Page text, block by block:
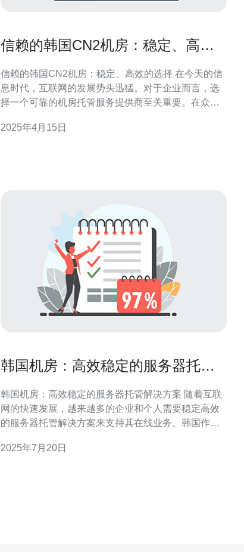
信赖的韩国CN2机房：稳定、高效
信赖的韩国CN2机房：稳定、高效的选择 在今天的信
息时代，互联网的发展势头迅猛。对于企业而言，选
择一个可靠的机房托管服务提供商至关重要。在众多
赖，成为了企业们的首选。 韩国CN2机房是指在韩国
2025年4月15日
韩国机房：高效稳定的服务器托管
韩国机房：高效稳定的服务器托管解决方案 随着互联
网的快速发展，越来越多的企业和个人需要稳定高效
的服务器托管解决方案来支持其在线业务。韩国作为
施和优质的网络基础设施，成为了许多企业选择托管
2025年7月20日